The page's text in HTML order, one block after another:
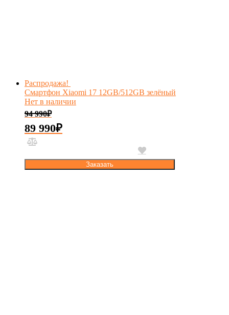
Распродажа!
Смартфон Xiaomi 17 12GB/512GB зелёный
Нет в наличии
94 990₽
89 990₽
Заказать